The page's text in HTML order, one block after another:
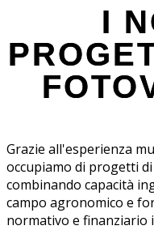
I
Grazie all'esperienza
occupiamo di progetti
combinando capacità
campo agronomico e
normativo e finanziario